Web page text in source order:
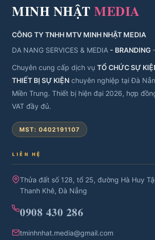
MINH NHẬT MEDIA
CÔNG TY TNHH MTV MINH NHẬT MEDIA
DA NANG SERVICES & MEDIA - BRANDING
Chuyên cung cấp dịch vụ TỔ CHỨC SỰ
THIẾT BỊ SỰ KIỆN chuyên nghiệp tại Đà
Miền Trung. Thiết bị hiện đại 2026, hợp
VAT đầy đủ.
MST: 0402191107
LIÊN HỆ
Thửa đất số 128, tổ 25, đường Hà Huy
Thanh Khê, Đà Nẵng
0908 430 286
tminhnhat.media@gmail.com